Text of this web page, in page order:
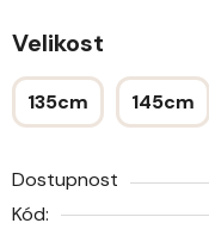
Velikost
135cm 145cm
Dostupnost
Kód: